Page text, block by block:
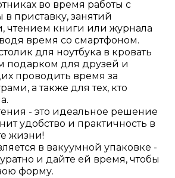
во время работы с
в приставку, занятий
чтением книги или журнала
время со смартфоном.
для ноутбука в кровать
подарком для друзей и
проводить время за
а также для тех, кто
- это идеальное решение
удобство и практичность в
жизни!
в вакуумной упаковке -
и дайте ей время, чтобы
форму.